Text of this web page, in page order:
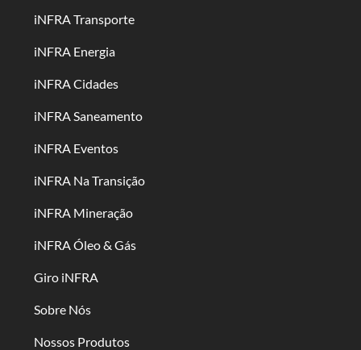
iNFRA Transporte
iNFRA Energia
iNFRA Cidades
iNFRA Saneamento
iNFRA Eventos
iNFRA Na Transição
iNFRA Mineração
iNFRA Óleo & Gás
Giro iNFRA
Sobre Nós
Nossos Produtos